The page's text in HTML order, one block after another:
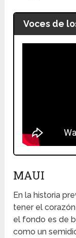
Voces de
MAUI
En la historia
tener el
el fondo es de
como un